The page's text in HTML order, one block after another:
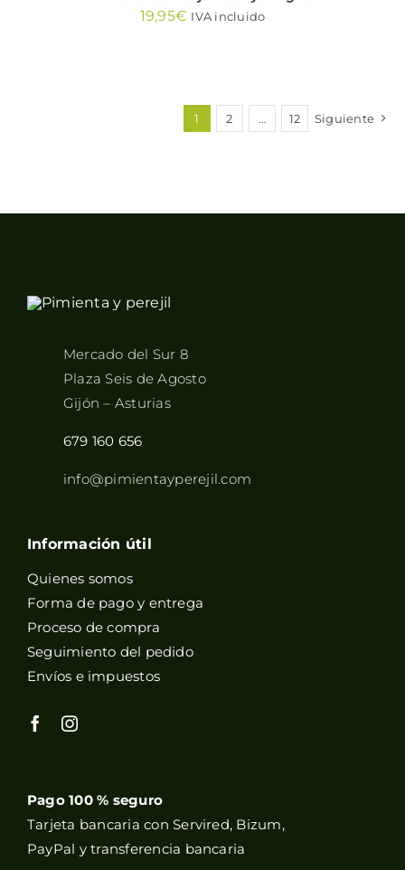
19,95€ IVA incluido
1 2 … 12 Siguiente
Mercado del Sur 8
Plaza Seis de Agosto
Gijón – Asturias
679 160 656
info@pimientayperejil.com
Información útil
Quienes somos
Forma de pago y entrega
Proceso de compra
Seguimiento del pedido
Envíos e impuestos
Pago 100 % seguro
Tarjeta bancaria con Servired, Bizum,
PayPal y transferencia bancaria